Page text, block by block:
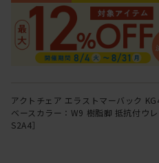
アクトチェア エラストマーバック
ベースカラー：W9 樹脂脚 抵抗付ウ
S2A4］